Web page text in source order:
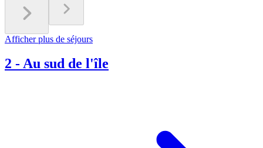
Afficher plus de séjours
2 -Au sud de l'île